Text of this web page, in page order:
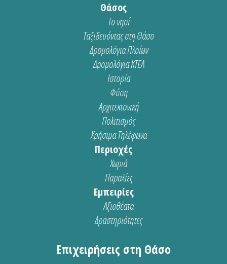
Θάσος
Το νησί
Ταξιδευόντας στη Θάσο
Δρομολόγια Πλοίων
Δρομολόγια ΚΤΕΛ
Ιστορία
Φύση
Αρχιτεκτονική
Πολιτισμός
Χρήσιμα Τηλέφωνα
Περιοχές
Χωριά
Παραλίες
Εμπειρίες
Αξιοθέατα
Δραστηριότητες
Επιχειρήσεις στη Θάσο